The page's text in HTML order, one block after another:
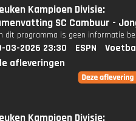
Kampioen Divisie:
SC Cambuur -
dit programma is geen informatie
03-2026 23:30 ESPN
afleveringen
Kampioen Divisie: